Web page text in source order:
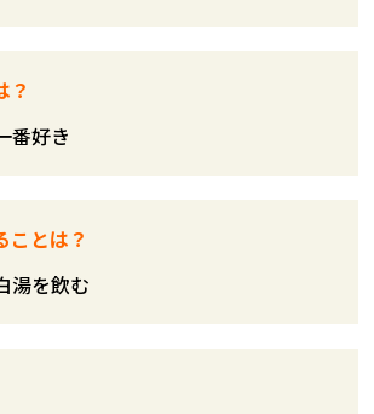
？
番好き
ことは？
湯を飲む